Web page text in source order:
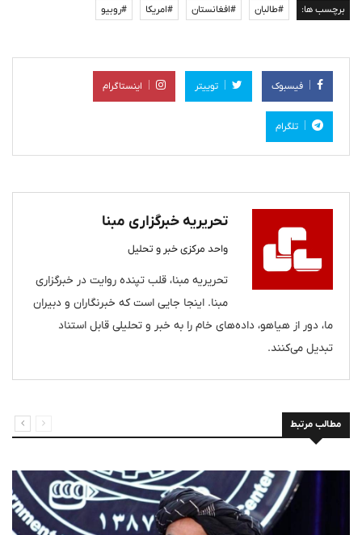
برچسب ها: #طالبان #افغانستان #امریکا #روبیو
فیسبوک توییتر اینستاگرام
تلگرام
تحریریه خبرگزاری مبنا
واحد مرکزی خبر و تحلیل
تحریریه مبنا، قلب تپنده روایت در خبرگزاری
مبنا. اینجا جایی است که خبرنگاران و دبیران
ما، دور از هیاهو، داده‌های خام را به خبر و تحلیلی قابل استناد
تبدیل می‌کنند.
مطالب مرتبط